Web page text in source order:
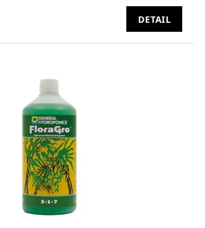
DETAIL